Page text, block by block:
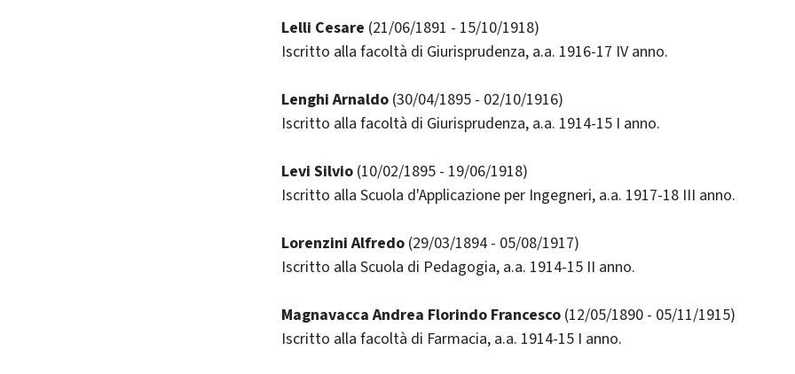
Lelli Cesare (21/06/1891 - 15/10/1918)
Iscritto alla facoltà di Giurisprudenza, a.a. 1916-17 IV anno.
Lenghi Arnaldo (30/04/1895 - 02/10/1916)
Iscritto alla facoltà di Giurisprudenza, a.a. 1914-15 I anno.
Levi Silvio (10/02/1895 - 19/06/1918)
Iscritto alla Scuola d'Applicazione per Ingegneri, a.a. 1917-18 III anno.
Lorenzini Alfredo (29/03/1894 - 05/08/1917)
Iscritto alla Scuola di Pedagogia, a.a. 1914-15 II anno.
Magnavacca Andrea Florindo Francesco (12/05/1890 - 05/11/1915)
Iscritto alla facoltà di Farmacia, a.a. 1914-15 I anno.